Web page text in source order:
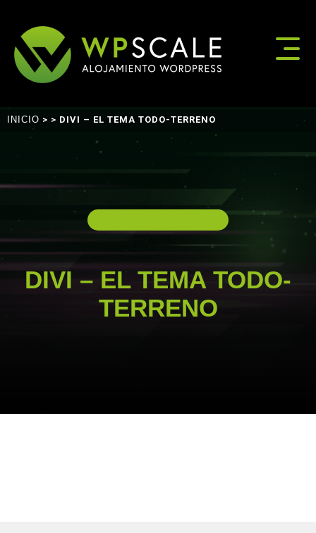
INICIO > > DIVI – EL TEMA TODO-TERRENO
DIVI – EL TEMA TODO-
TERRENO